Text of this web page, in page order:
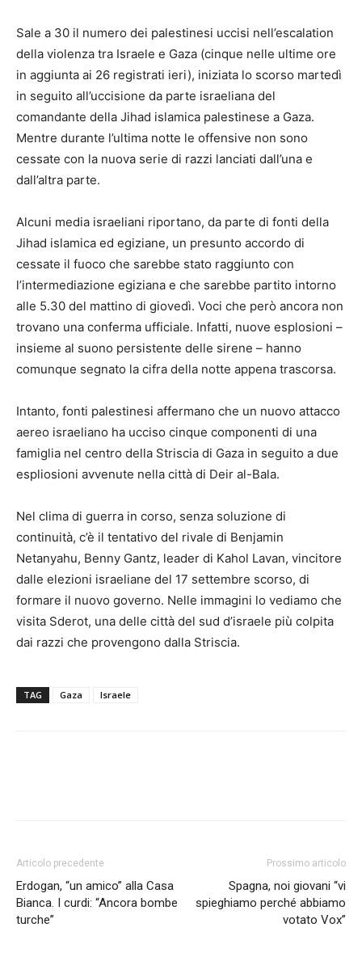
Sale a 30 il numero dei palestinesi uccisi nell’escalation
della violenza tra Israele e Gaza (cinque nelle ultime ore
in aggiunta ai 26 registrati ieri), iniziata lo scorso martedì
in seguito all’uccisione da parte israeliana del
comandante della Jihad islamica palestinese a Gaza.
Mentre durante l’ultima notte le offensive non sono
cessate con la nuova serie di razzi lanciati dall’una e
dall’altra parte.
Alcuni media israeliani riportano, da parte di fonti della
Jihad islamica ed egiziane, un presunto accordo di
cessate il fuoco che sarebbe stato raggiunto con
l’intermediazione egiziana e che sarebbe partito intorno
alle 5.30 del mattino di giovedì. Voci che però ancora non
trovano una conferma ufficiale. Infatti, nuove esplosioni –
insieme al suono persistente delle sirene – hanno
comunque segnato la cifra della notte appena trascorsa.
Intanto, fonti palestinesi affermano che un nuovo attacco
aereo israeliano ha ucciso cinque componenti di una
famiglia nel centro della Striscia di Gaza in seguito a due
espliosioni avvenute nella città di Deir al-Bala.
Nel clima di guerra in corso, senza soluzione di
continuità, c’è il tentativo del rivale di Benjamin
Netanyahu, Benny Gantz, leader di Kahol Lavan, vincitore
dalle elezioni israeliane del 17 settembre scorso, di
formare il nuovo governo. Nelle immagini lo vediamo che
visita Sderot, una delle città del sud d’israele più colpita
dai razzi che provengono dalla Striscia.
TAG Gaza Israele
Articolo precedente
Erdogan, “un amico” alla Casa
Bianca. I curdi: “Ancora bombe
turche”
Prossimo articolo
Spagna, noi giovani “vi
spieghiamo perché abbiamo
votato Vox”